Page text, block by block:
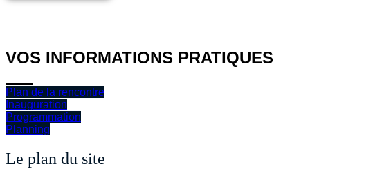
VOS INFORMATIONS PRATIQUES
Plan de la rencontre
Inauguration
Programmation
Planning
Le plan du site